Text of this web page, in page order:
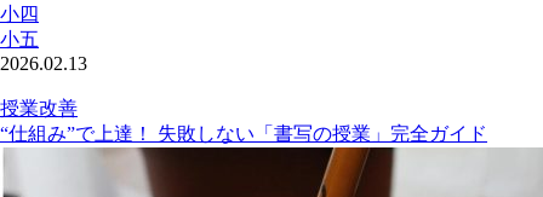
小四
小五
2026.02.13
授業改善
“仕組み”で上達！ 失敗しない「書写の授業」完全ガイド